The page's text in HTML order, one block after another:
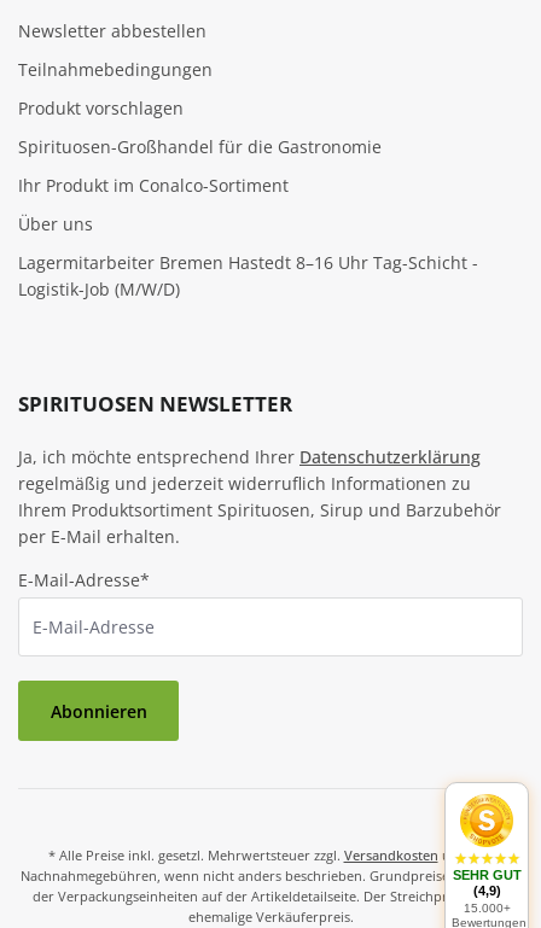
Newsletter abbestellen
Teilnahmebedingungen
Produkt vorschlagen
Spirituosen-Großhandel für die Gastronomie
Ihr Produkt im Conalco-Sortiment
Über uns
Lagermitarbeiter Bremen Hastedt 8–16 Uhr Tag-Schicht -
Logistik-Job (M/W/D)
SPIRITUOSEN NEWSLETTER
Ja, ich möchte entsprechend Ihrer Datenschutzerklärung
regelmäßig und jederzeit widerruflich Informationen zu
Ihrem Produktsortiment Spirituosen, Sirup und Barzubehör
per E-Mail erhalten.
E-Mail-Adresse*
Abonnieren
* Alle Preise inkl. gesetzl. Mehrwertsteuer zzgl. Versandkosten und ggf.
Nachnahmegebühren, wenn nicht anders beschrieben. Grundpreise und Preise
der Verpackungseinheiten auf der Artikeldetailseite. Der Streichpreis ist der
ehemalige Verkäuferpreis.
SEHR GUT
(4,9)
15.000+
Bewertungen